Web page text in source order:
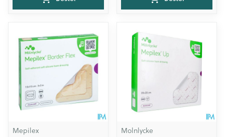
Mepilex
Molnlycke